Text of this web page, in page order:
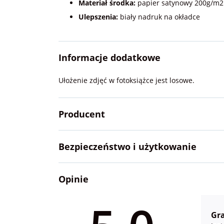
Materiał środka: papier satynowy 200g/m2
Ulepszenia: biały nadruk na okładce
Informacje dodatkowe
Ułożenie zdjęć w fotoksiążce jest losowe.
Producent
Bezpieczeństwo i użytkowanie
Opinie